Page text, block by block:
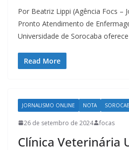
Por Beatriz Lippi (Agência Focs –
Pronto Atendimento de
Universidade de Sorocaba
Read More
JORNALISMO ONLINE NOTA
26 de setembro de 2024 focas
Clínica Veterinária